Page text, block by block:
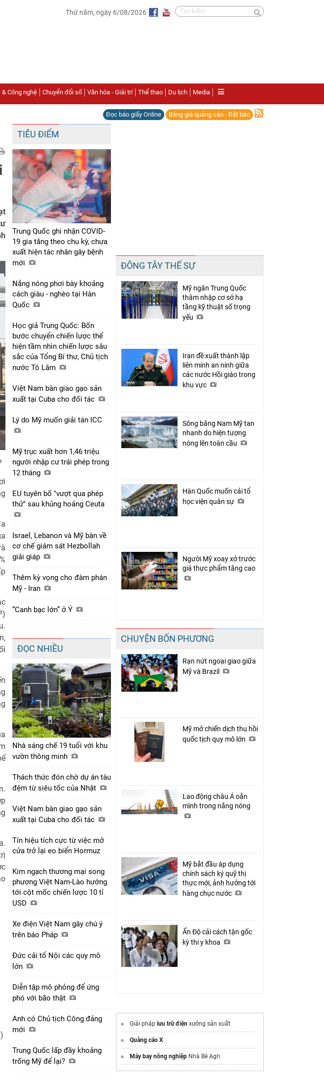
Thứ năm, ngày 6/08/2026
& Công nghệ Chuyển đổi số Văn hóa - Giải trí Thể thao Du lịch Media
Đọc báo giấy Online Bảng giá quảng cáo - Đặt báo
Chia sẻ
Facebook
TIÊU ĐIỂM
Trung Quốc ghi nhận COVID-
19 gia tăng theo chu kỳ, chưa
xuất hiện tác nhân gây bệnh
mới
Nắng nóng phơi bày khoảng
cách giàu - nghèo tại Hàn
Quốc
Học giả Trung Quốc: Bốn
bước chuyển chiến lược thể
hiện tầm nhìn chiến lược sâu
sắc của Tổng Bí thư, Chủ tịch
nước Tô Lâm
Việt Nam bàn giao gạo sản
xuất tại Cuba cho đối tác
Lý do Mỹ muốn giải tán ICC
Mỹ trục xuất hơn 1,46 triệu
người nhập cư trái phép trong
12 tháng
EU tuyên bố "vượt qua phép
thử" sau khủng hoảng Ceuta
Israel, Lebanon và Mỹ bàn về
cơ chế giám sát Hezbollah
giải giáp
Thêm kỳ vọng cho đàm phán
Mỹ - Iran
“Canh bạc lớn” ở Ý
ĐỌC NHIỀU
Nhà sáng chế 19 tuổi với khu
vườn thông minh
Thách thức đón chờ dự án tàu
đệm từ siêu tốc của Nhật
Việt Nam bàn giao gạo sản
xuất tại Cuba cho đối tác
Tín hiệu tích cực từ việc mở
cửa trở lại eo biển Hormuz
Kim ngạch thương mại song
phương Việt Nam-Lào hướng
tới cột mốc chiến lược 10 tỉ
USD
Xe điện Việt Nam gây chú ý
trên báo Pháp
Đức cải tổ Nội các quy mô
lớn
Diễn tập mô phỏng để ứng
phó với bão thật
Anh có Chủ tịch Công đảng
mới
Trung Quốc lấp đầy khoảng
trống Mỹ để lại?
ĐÔNG TÂY THẾ SỰ
Mỹ ngăn Trung Quốc
thâm nhập cơ sở hạ
tầng kỹ thuật số trọng
yếu
Iran đề xuất thành lập
liên minh an ninh giữa
các nước Hồi giáo trong
khu vực
Sông băng Nam Mỹ tan
nhanh do hiện tượng
nóng lên toàn cầu
Hàn Quốc muốn cải tổ
học viện quân sự
Người Mỹ xoay xở trước
giá thực phẩm tăng cao
CHUYỆN BỐN PHƯƠNG
Rạn nứt ngoại giao giữa
Mỹ và Brazil
Mỹ mở chiến dịch thu hồi
quốc tịch quy mô lớn
Lao động châu Á oằn
mình trong nắng nóng
Mỹ bắt đầu áp dụng
chính sách ký quỹ thị
thực mới, ảnh hưởng tới
hàng chục nước
Ấn Độ cải cách tận gốc
kỳ thi y khoa
Giải pháp lưu trữ điện xưởng sản xuất
Quảng cáo X
Máy bay nông nghiệp Nhà Bè Agri